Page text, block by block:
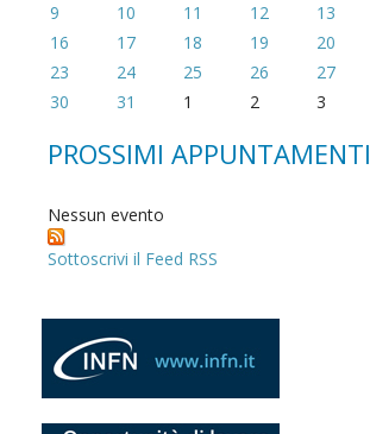
9
10 11 12 13
16
17 18 19 20
23
24 25 26 27
30
31 1 2 3
PROSSIMI APPUNTAMENTI
Nessun evento
Sottoscrivi il Feed RSS